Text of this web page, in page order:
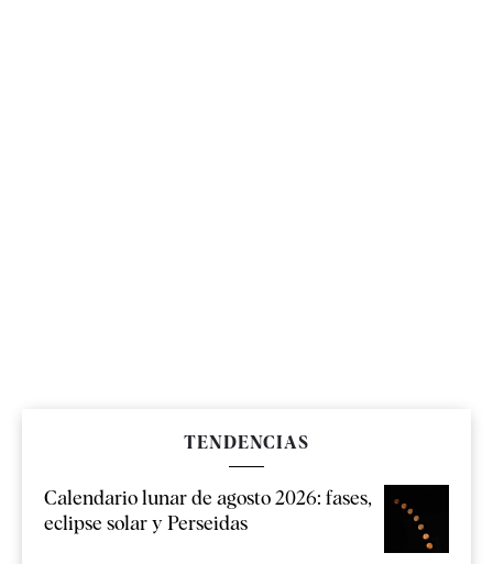
TENDENCIAS
Calendario lunar de agosto 2026: fases,
eclipse solar y Perseidas